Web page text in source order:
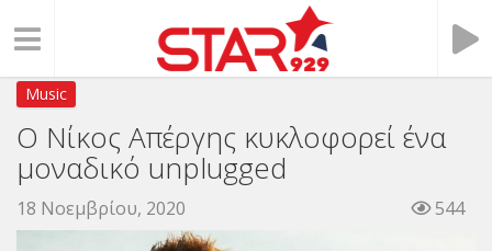
Music
Ο Νίκος Απέργης κυκλοφορεί ένα
μοναδικό unplugged
18 Νοεμβρίου, 2020 544